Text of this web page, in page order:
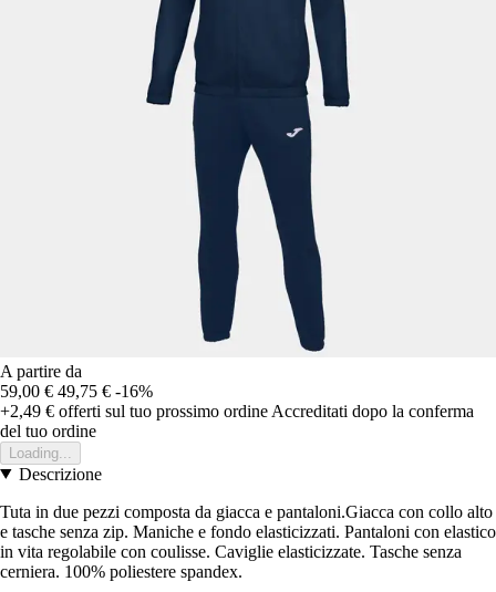
A partire da
59,00 € 49,75 € -16%
+2,49 € offerti sul tuo prossimo ordine Accreditati dopo la conferma
del tuo ordine
Loading...
Descrizione
Tuta in due pezzi composta da giacca e pantaloni.Giacca con collo alto
e tasche senza zip. Maniche e fondo elasticizzati. Pantaloni con elastico
in vita regolabile con coulisse. Caviglie elasticizzate. Tasche senza
cerniera. 100% poliestere spandex.